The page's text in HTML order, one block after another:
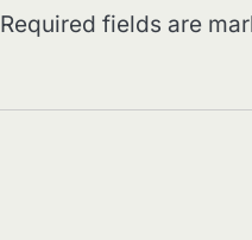
Required fields are